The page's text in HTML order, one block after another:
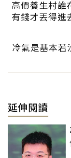
高價養生村
有錢才丟得進
冷氣是基本
延伸閱讀